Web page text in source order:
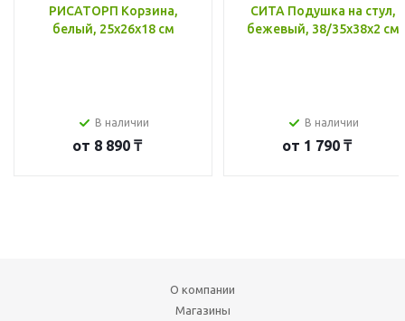
РИСАТОРП Корзина,
белый, 25x26x18 см
В наличии
от 8 890 ₸
СИТА Подушка на стул,
бежевый, 38/35x38x2 см
В наличии
от 1 790 ₸
О компании
Магазины